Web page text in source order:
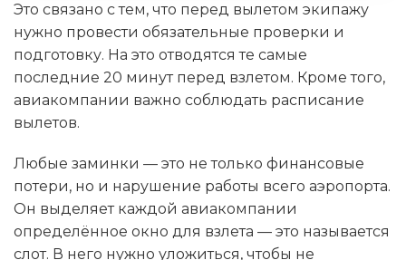
Это связано с тем, что перед вылетом экипажу
нужно провести обязательные проверки и
подготовку. На это отводятся те самые
последние 20 минут перед взлетом. Кроме того,
авиакомпании важно соблюдать расписание
вылетов.
Любые заминки — это не только финансовые
потери, но и нарушение работы всего аэропорта.
Он выделяет каждой авиакомпании
определённое окно для взлета — это называется
слот. В него нужно уложиться, чтобы не